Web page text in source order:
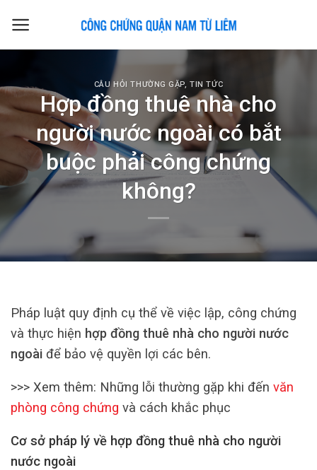
CÂU HỎI THƯỜNG GẶP,TIN TỨC
Hợp đồng thuê nhà cho
người nước ngoài có bắt
buộc phải công chứng
không?
Pháp luật quy định cụ thể về việc lập, công chứng
và thực hiện hợp đồng thuê nhà cho người nước
ngoài để bảo vệ quyền lợi các bên.
>>> Xem thêm: Những lỗi thường gặp khi đến văn
phòng công chứng và cách khắc phục
Cơ sở pháp lý về hợp đồng thuê nhà cho người
nước ngoài